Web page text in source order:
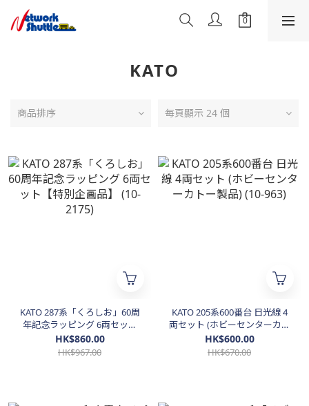
KATO
商品排序 每頁顯示 24 個
KATO 287系「くろしお」60周
年記念ラッピング 6両セット
【特別企画品】 (10-2175)
HK$860.00
HK$967.00
KATO 205系600番台 日光線 4
両セット (ホビーセンターカト
ー製品) (10-963)
HK$600.00
HK$670.00